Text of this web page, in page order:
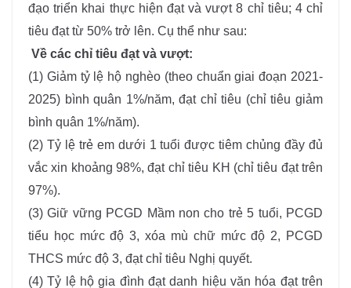
đạo triển khai thực hiện đạt và vượt 8 chỉ tiêu; 4 chỉ
tiêu đạt từ 50% trở lên. Cụ thể như sau:
Về các chỉ tiêu đạt và vượt:
(1) Giảm tỷ lệ hộ nghèo (theo chuẩn giai đoạn 2021-
2025) bình quân 1%/năm, đạt chỉ tiêu (chỉ tiêu giảm
bình quân 1%/năm).
(2) Tỷ lệ trẻ em dưới 1 tuổi được tiêm chủng đầy đủ
vắc xin khoảng 98%, đạt chỉ tiêu KH (chỉ tiêu đạt trên
97%).
(3)Giữ vững PCGD Mầm non cho trẻ 5 tuổi, PCGD
tiểu học mức độ 3, xóa mù chữ mức độ 2, PCGD
THCS mức độ 3, đạt chỉ tiêu Nghị quyết.
(4)Tỷ lệ hộ gia đình đạt danh hiệu văn hóa đạt trên